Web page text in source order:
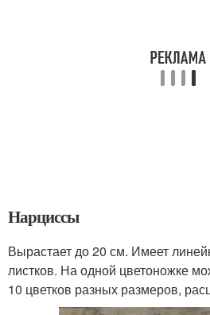
Нарциссы
Вырастает до 20 см. Имеет
листков. На одной цветоножке
10 цветков разных размеров,